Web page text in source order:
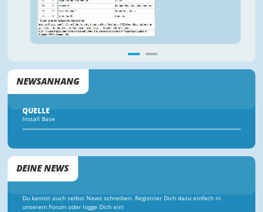
NEWSANHANG
QUELLE
Install Base
DEINE NEWS
Du kannst auch selbst News schreiben. Registrier Dich dazu einfach in
unserem Forum oder logge Dich ein!